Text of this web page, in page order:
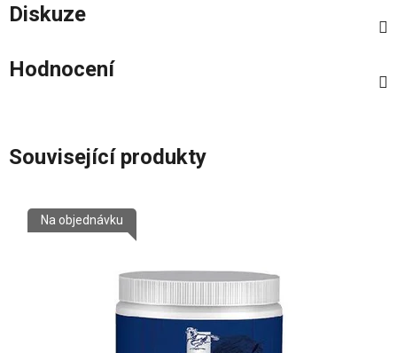
Diskuze
Hodnocení
Související produkty
Na objednávku